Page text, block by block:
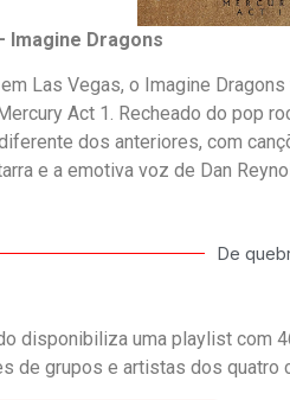
Imagine Dragons
Las Vegas, o Imagine
Act 1. Recheado do pop
dos anteriores, com
e a emotiva voz de Dan
De
disponibiliza uma playlist com
de grupos e artistas dos quatro